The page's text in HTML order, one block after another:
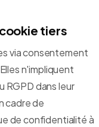
tiers
via consentement
n'impliquent
RGPD dans leur
cadre de
de confidentialité à